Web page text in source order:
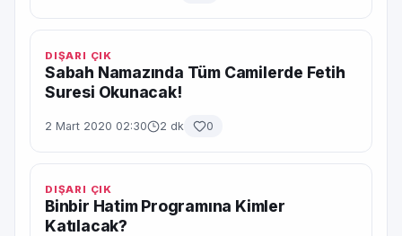
DIŞARI ÇIK
Sabah Namazında Tüm Camilerde Fetih
Suresi Okunacak!
2 Mart 2020 02:30 2 dk 0
DIŞARI ÇIK
Binbir Hatim Programına Kimler
Katılacak?